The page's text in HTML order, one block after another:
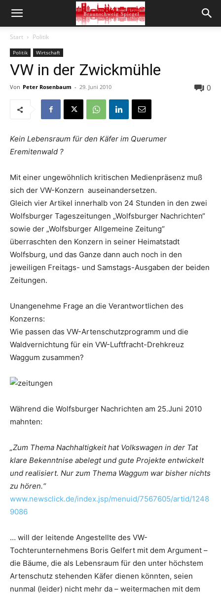
Start Politik
Politik Wirtschaft
VW in der Zwickmühle
Von Peter Rosenbaum - 29. Juni 2010 0
Kein Lebensraum für den Käfer im Querumer
Eremitenwald ?
Mit einer ungewöhnlich kritischen Medienpräsenz muß
sich der VW-Konzern auseinandersetzen.
Gleich vier Artikel innerhalb von 24 Stunden in den zwei
Wolfsburger Tageszeitungen „Wolfsburger Nachrichten“
sowie der „Wolfsburger Allgemeine Zeitung“
überraschten den Konzern in seiner Heimatstadt
Wolfsburg, und das Ganze dann auch noch in den
jeweiligen Freitags- und Samstags-Ausgaben der beiden
Zeitungen.
Unangenehme Frage an die Verantwortlichen des
Konzerns:
Wie passen das VW-Artenschutzprogramm und die
Waldvernichtung für ein VW-Luftfracht-Drehkreuz
Waggum zusammen?
Während die Wolfsburger Nachrichten am 25.Juni 2010
mahnten:
„Zum Thema Nachhaltigkeit hat Volkswagen in der Tat
klare Bekenntnise abelegt und gute Projekte entwickelt
und realisiert. Nur zum Thema Waggum war bisher nichts
zu hören.“
www.newsclick.de/index.jsp/menuid/7567605/artid/1248
9086
… will der leitende Angestellte des VW-
Tochterunternehmens Boris Gelfert mit dem Argument –
die Bäume, die als Lebensraum für den unter höchstem
Artenschutz stehenden Käfer dienen könnten, seien
nunmal (leider) nicht mehr da – weitermachen mit dem